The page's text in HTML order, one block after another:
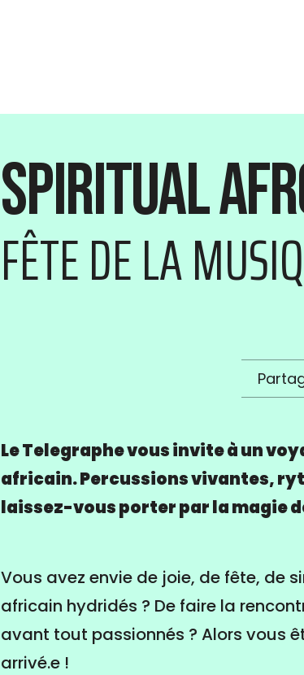
Spiritual
FÊTE DE LA
Le Telegraphe vous invite à un
africain. Percussions vivantes,
laissez-vous porter par la magie
Vous avez envie de joie, de fête, de
africain hydridés ? De faire la
avant tout passionnés ? Alors vous
arrivé.e !